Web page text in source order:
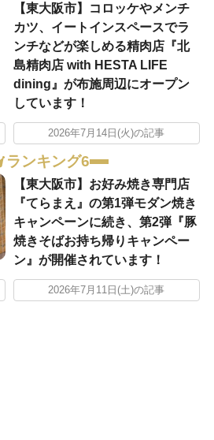
【東大阪市】コロッケやメンチ
カツ、イートインスペースでラ
ンチなどが楽しめる精肉店『北
島精肉店 with HESTA LIFE
dining』が布施周辺にオープン
しています！
2026年7月14日(火)の記事
ランキング6
【東大阪市】お好み焼き専門店
『てらまえ』の第1弾モダン焼き
キャンペーンに続き、第2弾『豚
焼きそばお持ち帰りキャンペー
ン』が開催されています！
2026年7月11日(土)の記事